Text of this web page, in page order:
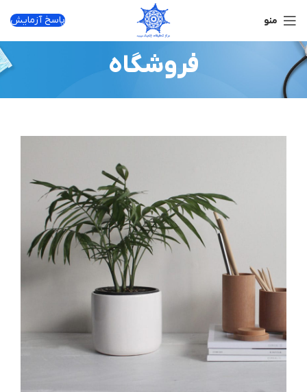
منو پاسخ آزمایش
فروشگاه